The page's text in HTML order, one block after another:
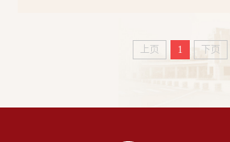
上页 1 下页